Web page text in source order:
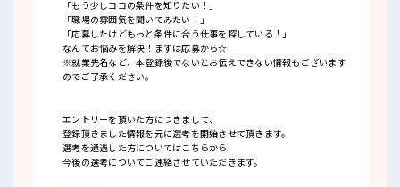
「もう少しココの条件を知りたい！」
「職場の雰囲気を聞いてみたい！」
「応募したけどもっと条件に合う仕事を探している！」
なんてお悩みを解決！まずは応募から☆
※就業先名など、本登録後でないとお伝えできない情報もございます
のでご了承ください。
エントリーを頂いた方につきまして、
登録頂きました情報を元に選考を開始させて頂きます。
選考を通過した方についてはこちらから
今後の選考についてご連絡させていただきます。